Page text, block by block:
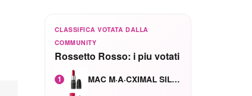
CLASSIFICA VOTATA DALLA
COMMUNITY
Rossetto Rosso: i piu votati
1 MAC M·A·CXIMAL SILKY MATTE Red Rock mat